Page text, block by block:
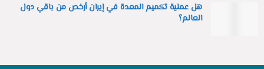
هل عملية تكميم المعدة في إيران أرخص من باقي دول
العالم؟